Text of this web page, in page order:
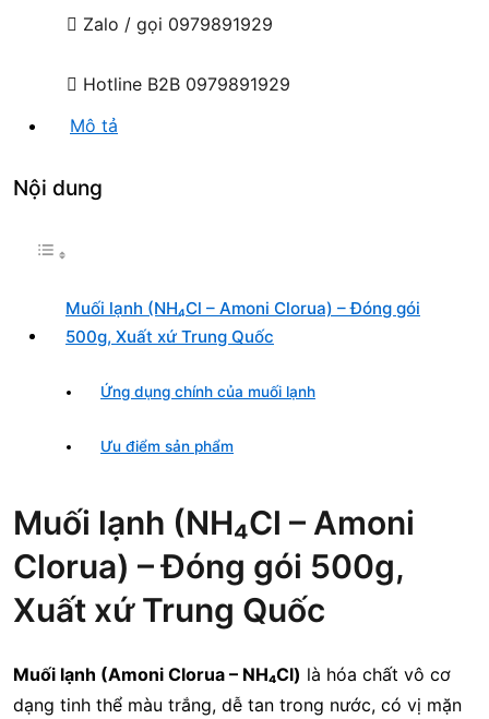
Zalo / gọi 0979891929
Hotline B2B 0979891929
Mô tả
Nội dung
Muối lạnh (NH₄Cl – Amoni Clorua) – Đóng gói
500g, Xuất xứ Trung Quốc
Ứng dụng chính của muối lạnh
Ưu điểm sản phẩm
Muối lạnh (NH₄Cl – Amoni
Clorua) – Đóng gói 500g,
Xuất xứ Trung Quốc
Muối lạnh (Amoni Clorua – NH₄Cl) là hóa chất vô cơ
dạng tinh thể màu trắng, dễ tan trong nước, có vị mặn